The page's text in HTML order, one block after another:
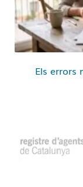
Els errors